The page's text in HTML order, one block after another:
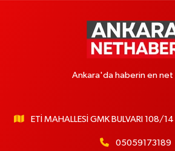
Ankara'da haberin en net
ETİ MAHALLESİ GMK BULVARI 108/
05059173189